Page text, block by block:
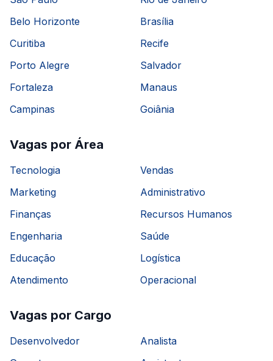
Belo Horizonte
Brasília
Curitiba
Recife
Porto Alegre
Salvador
Fortaleza
Manaus
Campinas
Goiânia
Vagas por Área
Tecnologia
Vendas
Marketing
Administrativo
Finanças
Recursos Humanos
Engenharia
Saúde
Educação
Logística
Atendimento
Operacional
Vagas por Cargo
Desenvolvedor
Analista